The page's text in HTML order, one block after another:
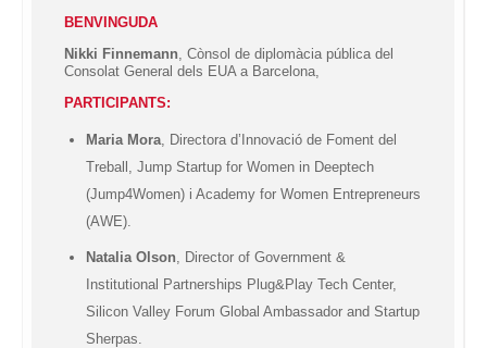
BENVINGUDA
Nikki Finnemann , Cònsol de diplomàcia pública del
Consolat General dels EUA a Barcelona,
PARTICIPANTS:
Maria Mora , Directora d’Innovació de Foment del
Treball, Jump Startup for Women in Deeptech
(Jump4Women) i Academy for Women Entrepreneurs
(AWE).
Natalia Olson , Director of Government &
Institutional Partnerships Plug&Play Tech Center,
Silicon Valley Forum Global Ambassador and Startup
Sherpas.